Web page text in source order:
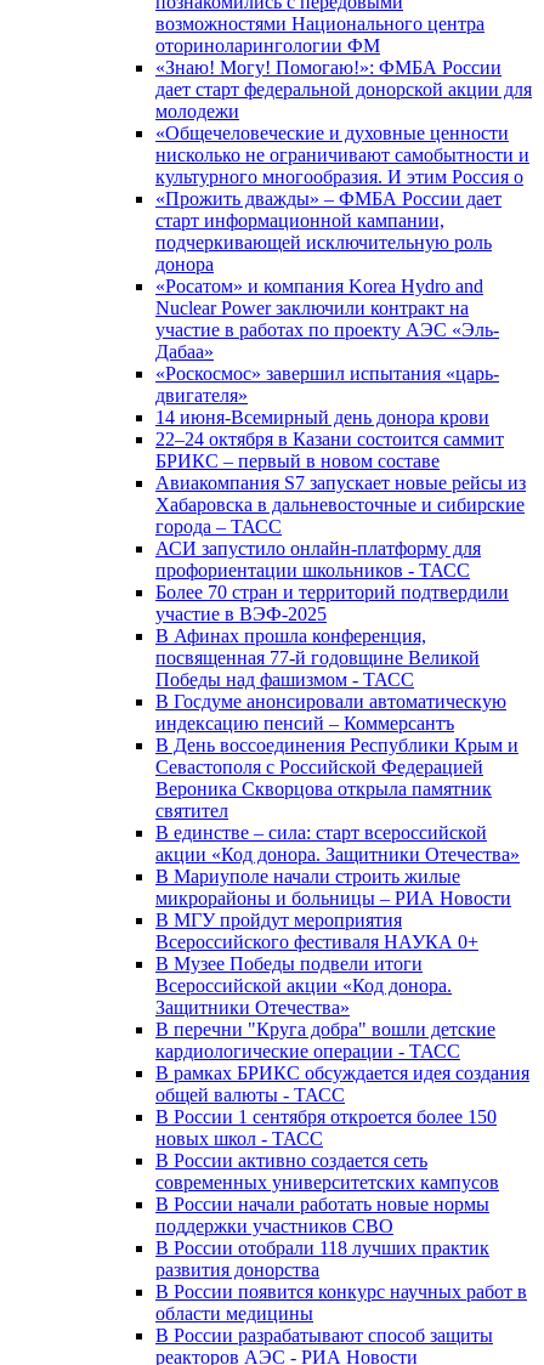
возможностями Национального центра
оториноларингологии ФМ
«Знаю! Могу! Помогаю!»: ФМБА России
дает старт федеральной донорской акции для
молодежи
«Общечеловеческие и духовные ценности
нисколько не ограничивают самобытности и
культурного многообразия. И этим Россия о
«Прожить дважды» – ФМБА России дает
старт информационной кампании,
подчеркивающей исключительную роль
донора
«Росатом» и компания Korea Hydro and
Nuclear Power заключили контракт на
участие в работах по проекту АЭС «Эль-
Дабаа»
«Роскосмос» завершил испытания «царь-
двигателя»
14 июня-Всемирный день донора крови
22–24 октября в Казани состоится саммит
БРИКС – первый в новом составе
Авиакомпания S7 запускает новые рейсы из
Хабаровска в дальневосточные и сибирские
города – ТАСС
АСИ запустило онлайн-платформу для
профориентации школьников - ТАСС
Более 70 стран и территорий подтвердили
участие в ВЭФ-2025
В Афинах прошла конференция,
посвященная 77-й годовщине Великой
Победы над фашизмом - ТАСС
В Госдуме анонсировали автоматическую
индексацию пенсий – Коммерсантъ
В День воссоединения Республики Крым и
Севастополя с Российской Федерацией
Вероника Скворцова открыла памятник
святител
В единстве – сила: старт всероссийской
акции «Код донора. Защитники Отечества»
В Мариуполе начали строить жилые
микрорайоны и больницы – РИА Новости
В МГУ пройдут мероприятия
Всероссийского фестиваля НАУКА 0+
В Музее Победы подвели итоги
Всероссийской акции «Код донора.
Защитники Отечества»
В перечни "Круга добра" вошли детские
кардиологические операции - ТАСС
В рамках БРИКС обсуждается идея создания
общей валюты - ТАСС
В России 1 сентября откроется более 150
новых школ - ТАСС
В России активно создается сеть
современных университетских кампусов
В России начали работать новые нормы
поддержки участников СВО
В России отобрали 118 лучших практик
развития донорства
В России появится конкурс научных работ в
области медицины
В России разрабатывают способ защиты
реакторов АЭС - РИА Новости